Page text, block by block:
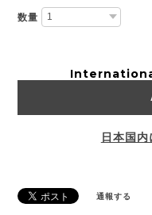
数量
日本国
通報する